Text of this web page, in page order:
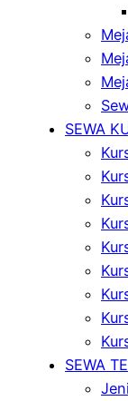
SEWA
SEWA